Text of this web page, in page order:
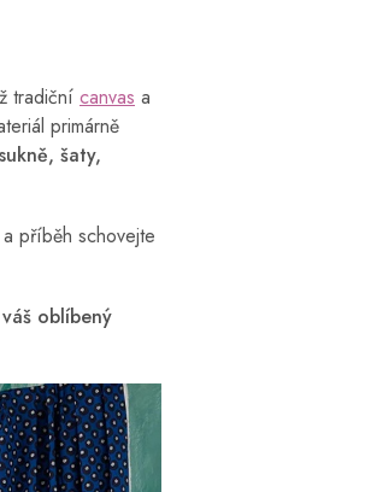
tradiční canvas a
primárně
šaty,
a příběh schovejte
oblíbený